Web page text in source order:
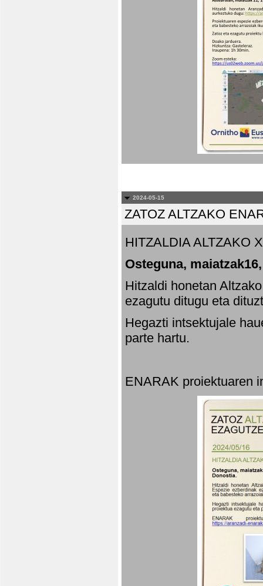
2024-05-15
ZATOZ ALTZAKO
HITZALDIA ALTZAKO
Osteguna,
Hitzaldi honetan
ezagutu ditugu eta
Hegazti intsektujale
parte hartu.
ENARAK proiektuaren